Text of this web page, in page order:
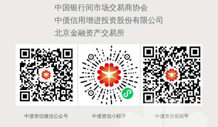
中国银行间市场交易商协会
中债信用增进投资股份有限公司
北京金融资产交易所
中债资信微信公众号 中债资信小程序 中债资信视频号